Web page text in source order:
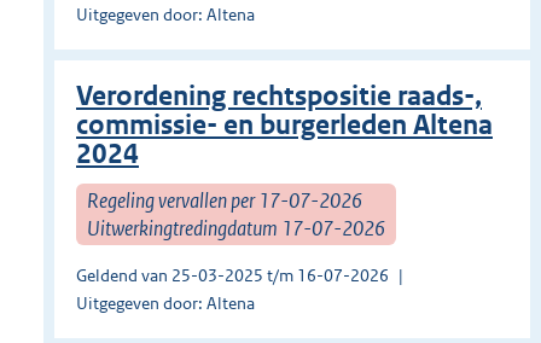
Uitgegeven door: Altena
Verordening rechtspositie raads-,
commissie- en burgerleden Altena
2024
Regeling vervallen per 17-07-2026
Uitwerkingtredingdatum 17-07-2026
Geldend van 25-03-2025 t/m 16-07-2026
Uitgegeven door: Altena